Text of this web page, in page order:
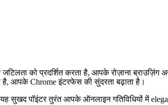
को प्रदर्शित करता है, आपके रोज़ाना ब्राउज़िंग
आपके Chrome इंटरफेस की सुंदरता बढ़ाता है।
पॉइंटर तुरंत आपके ऑनलाइन गतिविधियों में